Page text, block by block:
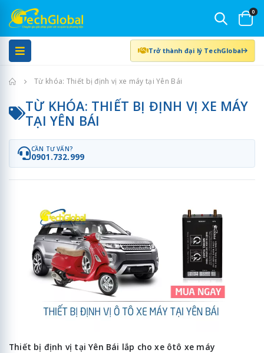
0
Trở thành đại lý TechGlobal
Trang chủTừ khóa: Thiết bị định vị xe máy tại Yên Bái
TỪ KHÓA: THIẾT BỊ ĐỊNH VỊ XE MÁY
TẠI YÊN BÁI
CẦN TƯ VẤN?
0901.732.999
Thiết bị định vị tại Yên Bái lắp cho xe ôtô xe máy